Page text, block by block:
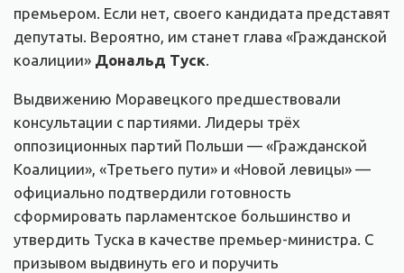
премьером. Если нет, своего кандидата представят
депутаты. Вероятно, им станет глава «Гражданской
коалиции» Дональд Туск.
Выдвижению Моравецкого предшествовали
консультации с партиями. Лидеры трёх
оппозиционных партий Польши — «Гражданской
Коалиции», «Третьего пути» и «Новой левицы» —
официально подтвердили готовность
сформировать парламентское большинство и
утвердить Туска в качестве премьер-министра. С
призывом выдвинуть его и поручить